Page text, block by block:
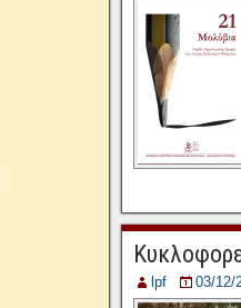
lpf 03/12/